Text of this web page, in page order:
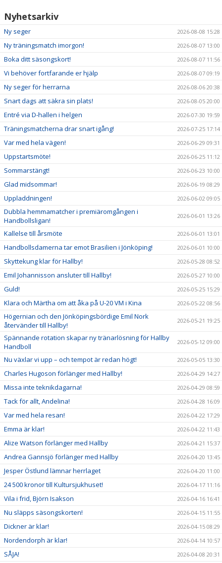
KLUBBSHOP
BILDGALLERI
Nyhetsarkiv
Ny seger 2026-08-08 15:28
Ny träningsmatch imorgon! 2026-08-07 13:00
Boka ditt säsongskort! 2026-08-07 11:56
Vi behöver fortfarande er hjälp 2026-08-07 09:19
Ny seger för herrarna 2026-08-06 20:38
Snart dags att säkra sin plats! 2026-08-05 20:00
Entré via D-hallen i helgen 2026-07-30 19:59
Träningsmatcherna drar snart igång! 2026-07-25 17:14
Var med hela vägen! 2026-06-29 09:31
Uppstartsmöte! 2026-06-25 11:12
Sommarstängt! 2026-06-23 10:00
Glad midsommar! 2026-06-19 08:29
Uppladdningen! 2026-06-02 09:05
Dubbla hemmamatcher i premiäromgången i
Handbollsligan!
2026-06-01 13:26
Kallelse till årsmöte 2026-06-01 13:01
Handbollsdamerna tar emot Brasilien i Jönköping! 2026-06-01 10:00
Skyttekung klar för Hallby! 2026-05-28 08:52
Emil Johannisson ansluter till Hallby! 2026-05-27 10:00
Guld! 2026-05-25 15:29
Klara och Märtha om att åka på U-20 VM i Kina 2026-05-22 08:56
Högernian och den Jönköpingsbördige Emil Nork
återvänder till Hallby!
2026-05-21 19:25
Spännande rotation skapar ny tränarlösning för Hallby
Handboll
2026-05-12 09:00
Nu växlar vi upp – och tempot är redan högt! 2026-05-05 13:30
Charles Hugoson förlänger med Hallby! 2026-04-29 14:27
Missa inte teknikdagarna! 2026-04-29 08:59
Tack för allt, Andelina! 2026-04-28 16:09
Var med hela resan! 2026-04-22 17:29
Emma är klar! 2026-04-22 11:43
Alize Watson förlänger med Hallby 2026-04-21 15:37
Andrea Gannsjö förlänger med Hallby 2026-04-20 13:45
Jesper Östlund lämnar herrlaget 2026-04-20 11:00
24 500 kronor till Kultursjukhuset! 2026-04-17 11:16
Vila i frid, Björn Isakson 2026-04-16 16:41
Nu släpps säsongskorten! 2026-04-15 11:55
Dickner är klar! 2026-04-15 08:29
Nordendorph är klar! 2026-04-14 10:57
SÅJA! 2026-04-08 20:31